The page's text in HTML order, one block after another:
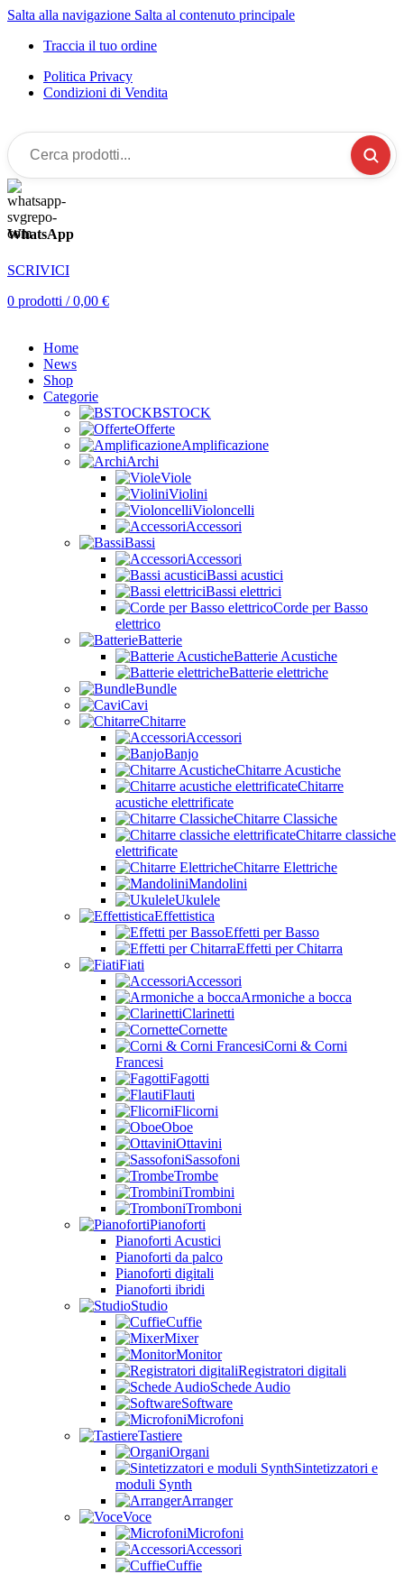
Salta alla navigazione Salta al contenuto principale
Traccia il tuo ordine
Politica Privacy
Condizioni di Vendita
Cerca
prodotti...
WhatsApp
SCRIVICI
0 prodotti / 0,00 €
Home
News
Shop
Categorie
BSTOCK
Offerte
Amplificazione
Archi
Viole
Violini
Violoncelli
Accessori
Bassi
Accessori
Bassi acustici
Bassi elettrici
Corde per Basso
elettrico
Batterie
Batterie Acustiche
Batterie elettriche
Bundle
Cavi
Chitarre
Accessori
Banjo
Chitarre Acustiche
Chitarre
acustiche elettrificate
Chitarre Classiche
Chitarre classiche
elettrificate
Chitarre Elettriche
Mandolini
Ukulele
Effettistica
Effetti per Basso
Effetti per Chitarra
Fiati
Accessori
Armoniche a bocca
Clarinetti
Cornette
Corni & Corni
Francesi
Fagotti
Flauti
Flicorni
Oboe
Ottavini
Sassofoni
Trombe
Trombini
Tromboni
Pianoforti
Pianoforti Acustici
Pianoforti da palco
Pianoforti digitali
Pianoforti ibridi
Studio
Cuffie
Mixer
Monitor
Registratori digitali
Schede Audio
Software
Microfoni
Tastiere
Organi
Sintetizzatori e
moduli Synth
Arranger
Voce
Microfoni
Accessori
Cuffie